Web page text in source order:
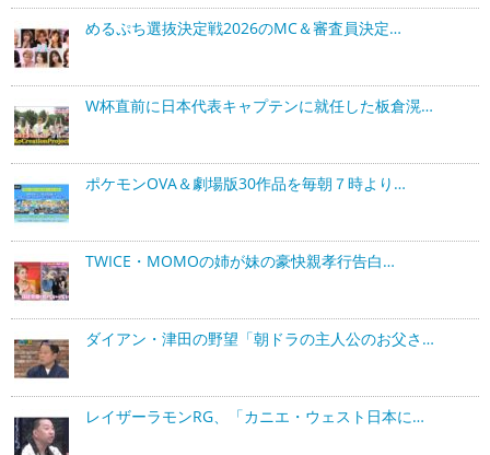
めるぷち選抜決定戦2026のMC＆審査員決定…
W杯直前に日本代表キャプテンに就任した板倉滉…
ポケモンOVA＆劇場版30作品を毎朝７時より…
TWICE・MOMOの姉が妹の豪快親孝行告白…
ダイアン・津田の野望「朝ドラの主人公のお父さ…
レイザーラモンRG、「カニエ・ウェスト日本に…